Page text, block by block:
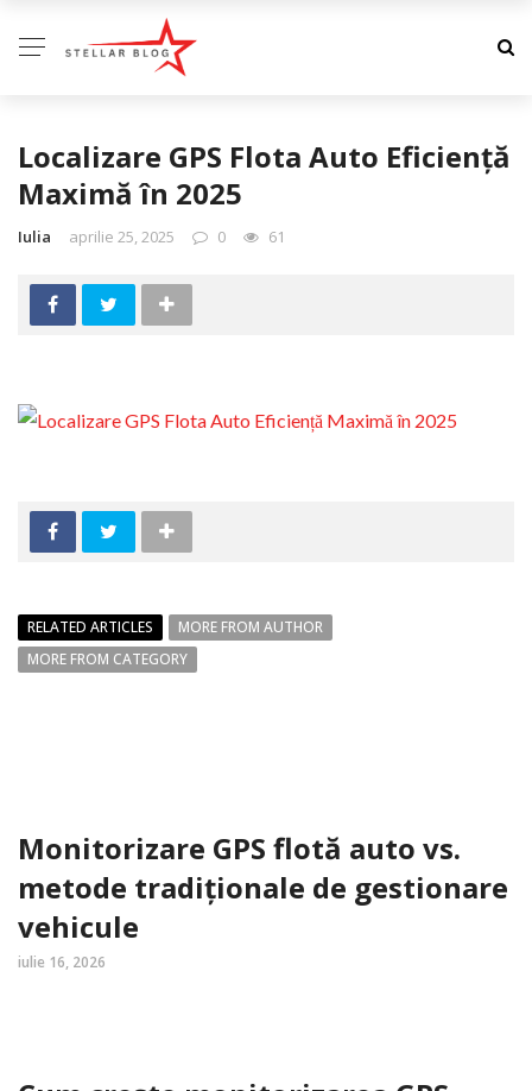
Localizare GPS Flota Auto Eficiență
Maximă în 2025
Iulia aprilie 25, 2025 0 61
RELATED ARTICLES
MORE FROM AUTHOR
MORE FROM CATEGORY
Monitorizare GPS flotă auto vs.
metode tradiționale de gestionare
vehicule
iulie 16, 2026